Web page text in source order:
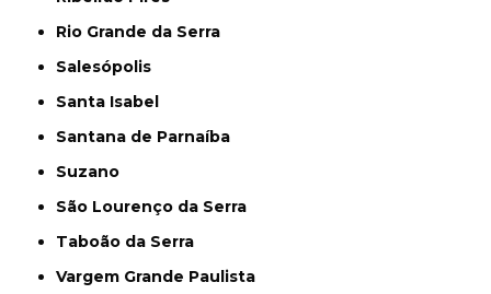
Rio Grande da Serra
Salesópolis
Santa Isabel
Santana de Parnaíba
Suzano
São Lourenço da Serra
Taboão da Serra
Vargem Grande Paulista